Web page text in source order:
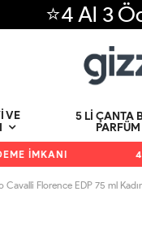
⭐4 Al 3
VE
5 LI ÇANTA
PARFÜM
İMKANI 4 AL
Cavalli Florence EDP 75 ml